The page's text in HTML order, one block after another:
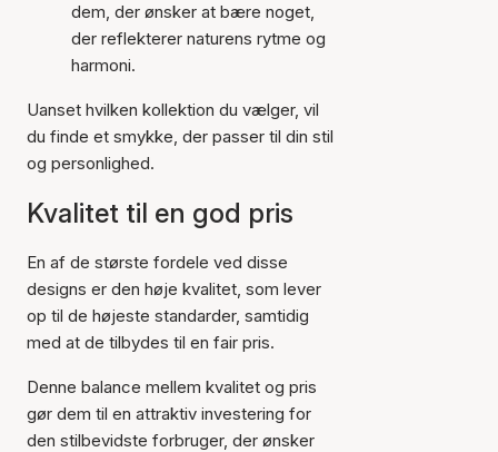
dem, der ønsker at bære noget,
der reflekterer naturens rytme og
harmoni.
Uanset hvilken kollektion du vælger, vil
du finde et smykke, der passer til din stil
og personlighed.
Kvalitet til en god pris
En af de største fordele ved disse
designs er den høje kvalitet, som lever
op til de højeste standarder, samtidig
med at de tilbydes til en fair pris.
Denne balance mellem kvalitet og pris
gør dem til en attraktiv investering for
den stilbevidste forbruger, der ønsker